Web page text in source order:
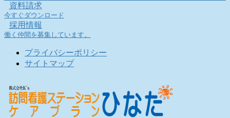
資料請求
今すぐダウンロード
採用情報
働く仲間を募集しています。
プライバシーポリシー
サイトマップ